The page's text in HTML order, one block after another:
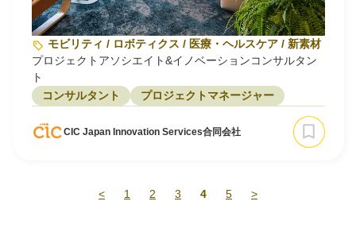
モビリティ / ロボティクス / 医療・ヘルスケア / 新素材・バ
プロジェクトアソシエイト&イノベーションコンサルタン
ト
コンサルタント
プロジェクトマネージャー
CIC Japan Innovation Services合同会社
< 1 2 3 4 5 >